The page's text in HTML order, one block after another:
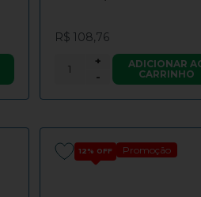
R$ 108,76
-
+
ADICIONAR
CARRINHO
12% OFF Promoção